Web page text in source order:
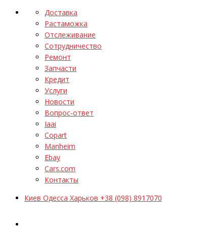
Доставка
Растаможка
Отслеживание
Сотрудничество
Ремонт
Запчасти
Кредит
Услуги
Новости
Вопрос-ответ
Iaai
Copart
Manheim
Ebay
Cars.com
Контакты
Киев Одесса Харьков +38 (098) 8917070